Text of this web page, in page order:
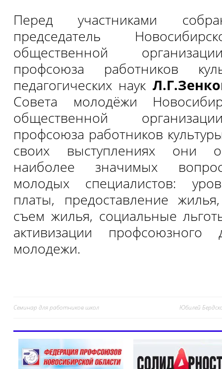
Перед участниками
председатель
общественной
профсоюза работников
педагогических наук
Совета молодёжи
общественной
профсоюза работников
своих выступлениях они
наиболее значимых
молодых специалистов:
платы, предоставление
съем жилья, социальные
активизации профсоюзного
молодежи.
Навигация
по
записям
Семинар для работников школ Юбилей